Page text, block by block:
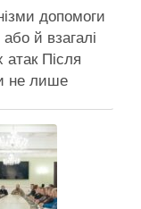
допомоги
й взагалі
Після
не лише
Київраді
киянам,
було